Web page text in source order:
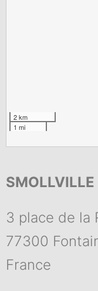
2 km
1 mi
SMOLLVILLE
3 place de la
77300
France